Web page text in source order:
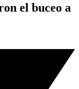
el buceo a